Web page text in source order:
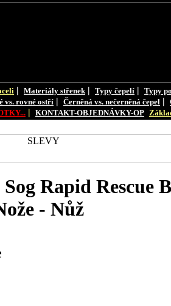
| Materiály střenek | Typy čepelí | Typy
vs. rovné ostří | Černěná vs. nečerněná čepel |
| KONTAKT-OBJEDNÁVKY-OP
Rapid Rescue
- Nůž